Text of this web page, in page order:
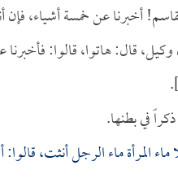
أخبرنا عن خمسة أشياء، فإن
قال: هاتوا، قالوا:
في بطنها.
المرأة ماء الرجل أنثت، قالوا: